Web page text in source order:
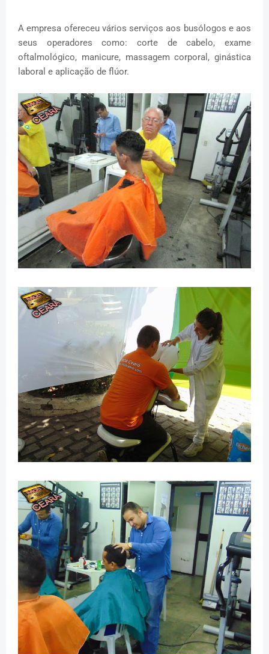
A empresa ofereceu vários serviços aos busólogos e aos
seus operadores como: corte de cabelo, exame
oftalmológico, manicure, massagem corporal, ginástica
laboral e aplicação de flúor.